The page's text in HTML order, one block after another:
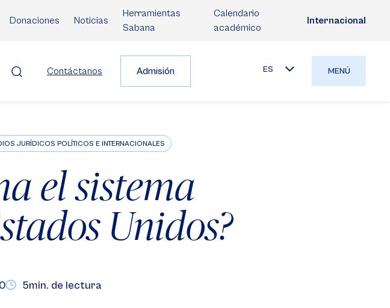
Donaciones Noticias
Herramientas
Sabana
Calendario
académico
Internacional
Contáctanos Admisión ES MENÚ
JURÍDICOS POLÍTICOS E INTERNACIONALES
el sistema
Unidos?
5min. de lectura